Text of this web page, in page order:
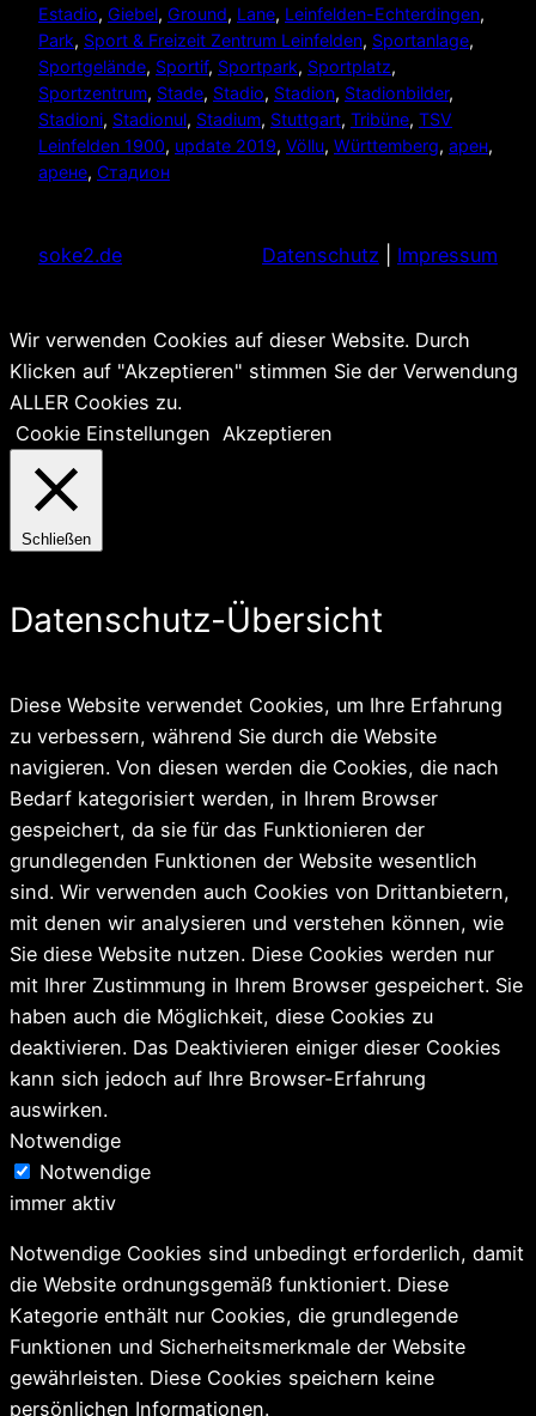
Estadio, Giebel, Ground, Lane, Leinfelden-Echterdingen
Park, Sport & Freizeit Zentrum Leinfelden, Sportanlage
Sportgelände, Sportif, Sportpark, Sportplatz
Sportzentrum, Stade, Stadio, Stadion, Stadionbilder
Stadioni, Stadionul, Stadium, Stuttgart, Tribüne, TSV
Leinfelden 1900, update 2019, Völlu, Württemberg, арен
арене, Стадион
soke2.de Datenschutz Impressum
Wir verwenden Cookies auf dieser Website. Durch
Klicken auf "Akzeptieren" stimmen Sie der Verwendung
ALLER Cookies zu.
Cookie Einstellungen Akzeptieren
Schließen
Datenschutz-Übersicht
Diese Website verwendet Cookies, um Ihre Erfahrung
zu verbessern, während Sie durch die Website
navigieren. Von diesen werden die Cookies, die nach
Bedarf kategorisiert werden, in Ihrem Browser
gespeichert, da sie für das Funktionieren der
grundlegenden Funktionen der Website wesentlich
sind. Wir verwenden auch Cookies von Drittanbietern,
mit denen wir analysieren und verstehen können, wie
Sie diese Website nutzen. Diese Cookies werden nur
mit Ihrer Zustimmung in Ihrem Browser gespeichert. Sie
haben auch die Möglichkeit, diese Cookies zu
deaktivieren. Das Deaktivieren einiger dieser Cookies
kann sich jedoch auf Ihre Browser-Erfahrung
auswirken.
Notwendige
Notwendige
immer aktiv
Notwendige Cookies sind unbedingt erforderlich, damit
die Website ordnungsgemäß funktioniert. Diese
Kategorie enthält nur Cookies, die grundlegende
Funktionen und Sicherheitsmerkmale der Website
gewährleisten. Diese Cookies speichern keine
persönlichen Informationen.